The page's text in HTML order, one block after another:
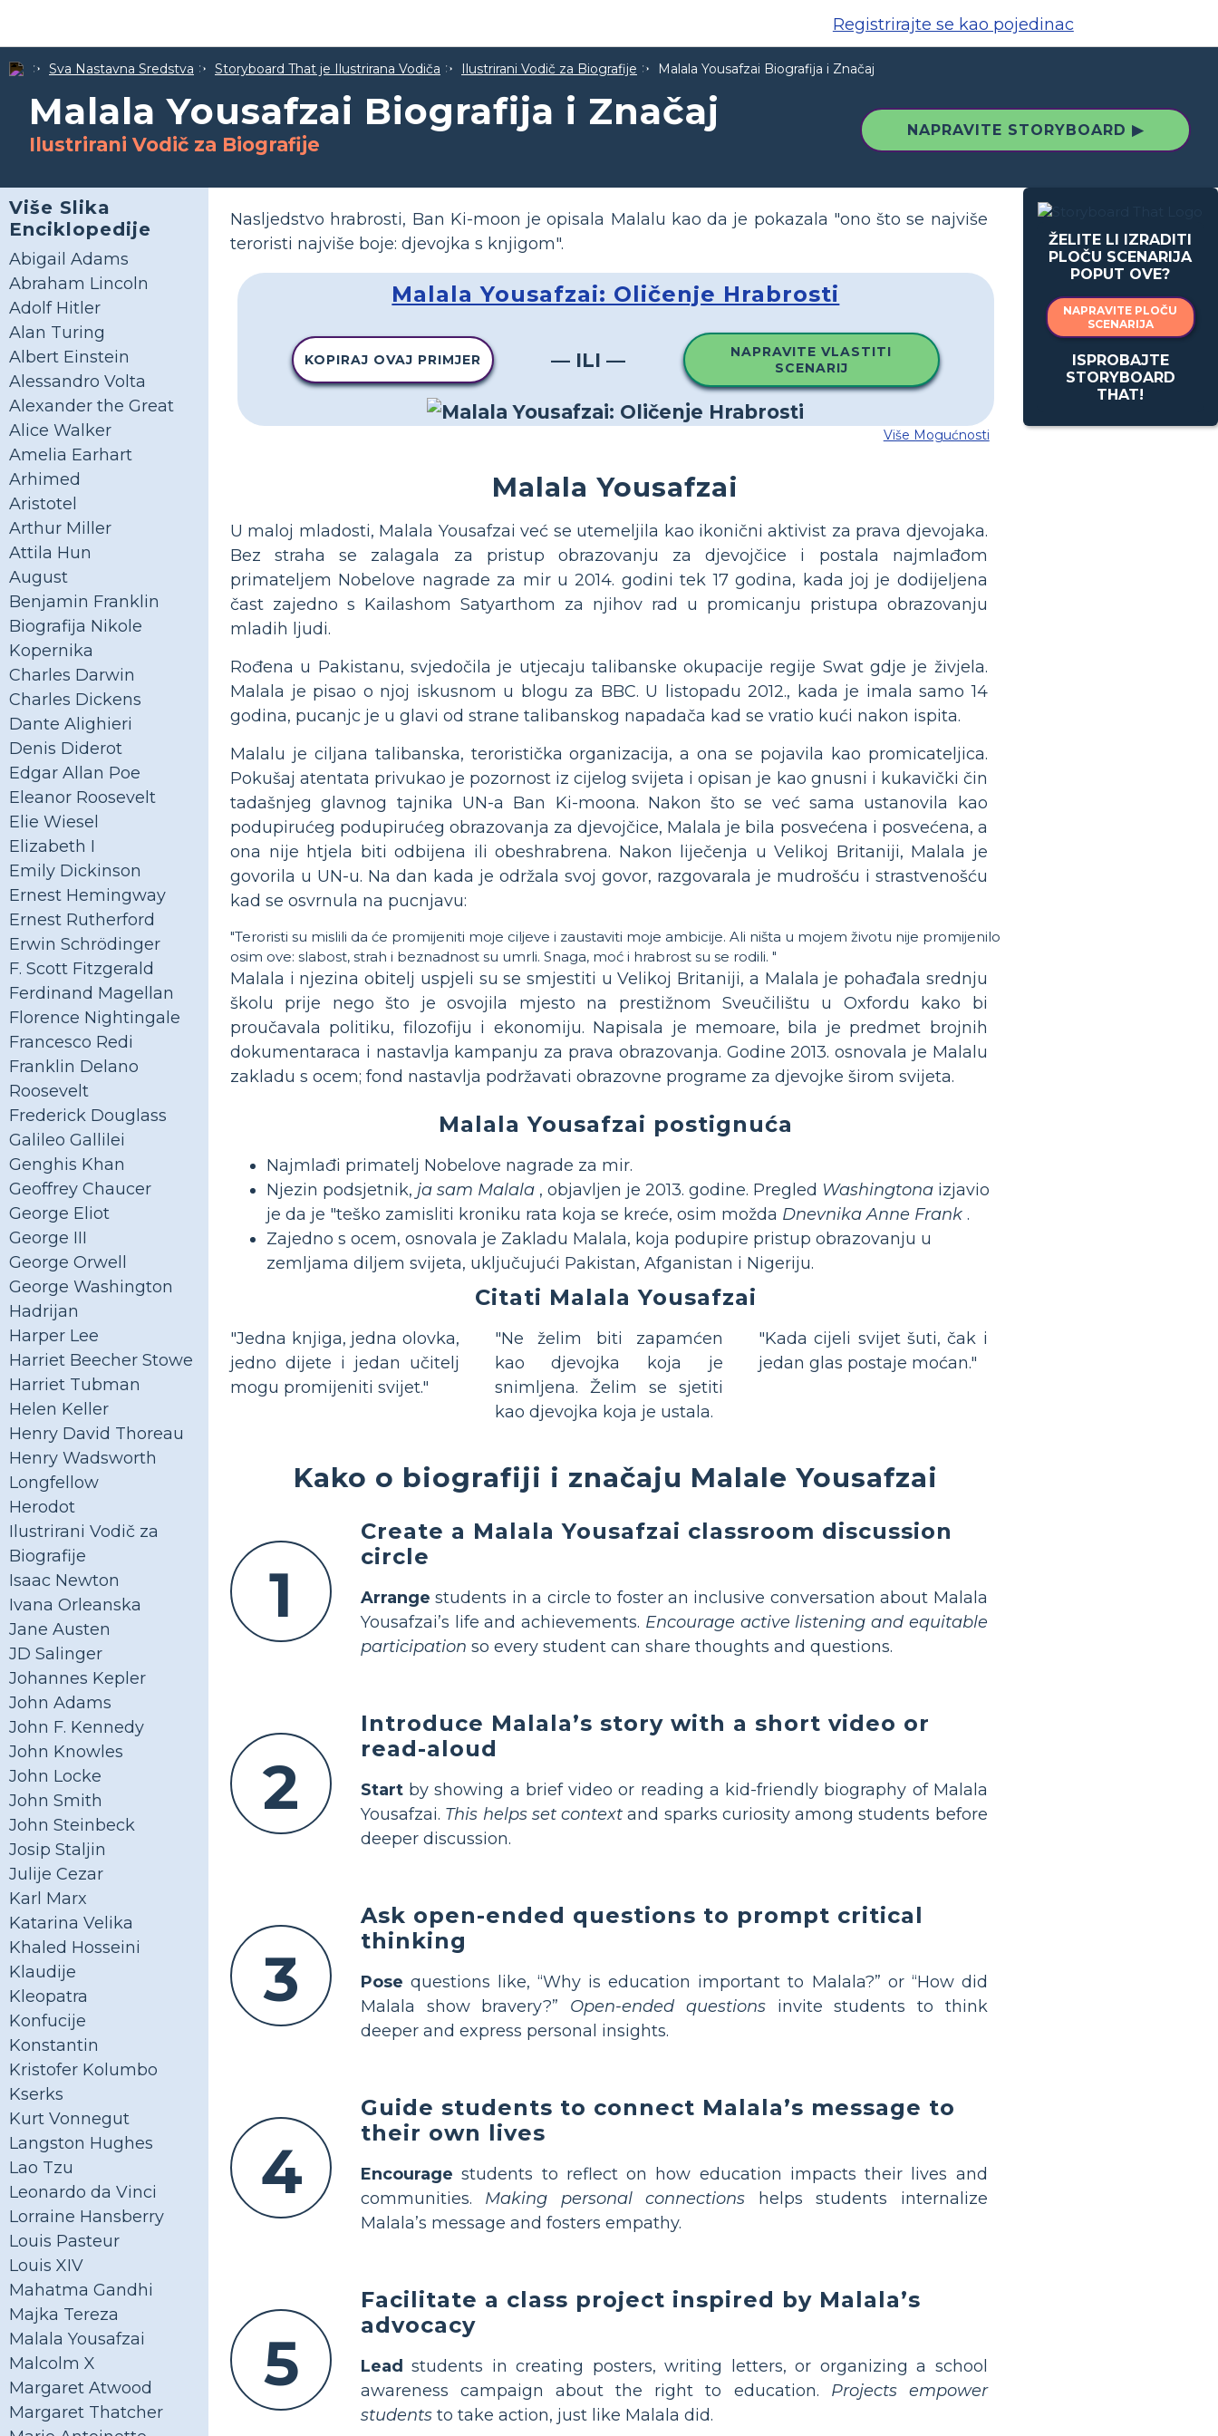
Registrirajte se kao pojedinac
Sva Nastavna Sredstva Storyboard That je Ilustrirana Vodiča Ilustrirani Vodič za Biografije Malala Yousafzai Biografija i Značaj
Malala Yousafzai Biografija i Značaj
Ilustrirani Vodič za Biografije
NAPRAVITE STORYBOARD ▶
Više Slika
Enciklopedije
Abigail Adams
Abraham Lincoln
Adolf Hitler
Alan Turing
Albert Einstein
Alessandro Volta
Alexander the Great
Alice Walker
Amelia Earhart
Arhimed
Aristotel
Arthur Miller
Attila Hun
August
Benjamin Franklin
Biografija Nikole
Kopernika
Charles Darwin
Charles Dickens
Dante Alighieri
Denis Diderot
Edgar Allan Poe
Eleanor Roosevelt
Elie Wiesel
Elizabeth I
Emily Dickinson
Ernest Hemingway
Ernest Rutherford
Erwin Schrödinger
F. Scott Fitzgerald
Ferdinand Magellan
Florence Nightingale
Francesco Redi
Franklin Delano
Roosevelt
Frederick Douglass
Galileo Gallilei
Genghis Khan
Geoffrey Chaucer
George Eliot
George III
George Orwell
George Washington
Hadrijan
Harper Lee
Harriet Beecher Stowe
Harriet Tubman
Helen Keller
Henry David Thoreau
Henry Wadsworth
Longfellow
Herodot
Ilustrirani Vodič za
Biografije
Isaac Newton
Ivana Orleanska
Jane Austen
JD Salinger
Johannes Kepler
John Adams
John F. Kennedy
John Knowles
John Locke
John Smith
John Steinbeck
Josip Staljin
Julije Cezar
Karl Marx
Katarina Velika
Khaled Hosseini
Klaudije
Kleopatra
Konfucije
Konstantin
Kristofer Kolumbo
Kserks
Kurt Vonnegut
Langston Hughes
Lao Tzu
Leonardo da Vinci
Lorraine Hansberry
Louis Pasteur
Louis XIV
Mahatma Gandhi
Majka Tereza
Malala Yousafzai
Malcolm X
Margaret Atwood
Margaret Thatcher
ŽELITE LI IZRADITI
PLOČU SCENARIJA
POPUT OVE?
NAPRAVITE PLOČU
SCENARIJA
ISPROBAJTE
STORYBOARD
THAT!
Nasljedstvo hrabrosti, Ban Ki-moon je opisala Malalu kao da je pokazala "ono što se najviše
teroristi najviše boje: djevojka s knjigom".
Malala Yousafzai: Oličenje Hrabrosti
KOPIRAJ OVAJ PRIMJER — ILI —
NAPRAVITE VLASTITI
SCENARIJ
Više Mogućnosti
Malala Yousafzai
U maloj mladosti, Malala Yousafzai već se utemeljila kao ikonični aktivist za prava djevojaka.
Bez straha se zalagala za pristup obrazovanju za djevojčice i postala najmlađom
primateljem Nobelove nagrade za mir u 2014. godini tek 17 godina, kada joj je dodijeljena
čast zajedno s Kailashom Satyarthom za njihov rad u promicanju pristupa obrazovanju
mladih ljudi.
Rođena u Pakistanu, svjedočila je utjecaju talibanske okupacije regije Swat gdje je živjela.
Malala je pisao o njoj iskusnom u blogu za BBC. U listopadu 2012., kada je imala samo 14
godina, pucanjc je u glavi od strane talibanskog napadača kad se vratio kući nakon ispita.
Malalu je ciljana talibanska, teroristička organizacija, a ona se pojavila kao promicateljica.
Pokušaj atentata privukao je pozornost iz cijelog svijeta i opisan je kao gnusni i kukavički čin
tadašnjeg glavnog tajnika UN-a Ban Ki-moona. Nakon što se već sama ustanovila kao
podupirućeg podupirućeg obrazovanja za djevojčice, Malala je bila posvećena i posvećena, a
ona nije htjela biti odbijena ili obeshrabrena. Nakon liječenja u Velikoj Britaniji, Malala je
govorila u UN-u. Na dan kada je održala svoj govor, razgovarala je mudrošću i strastvenošću
kad se osvrnula na pucnjavu:
"Teroristi su mislili da će promijeniti moje ciljeve i zaustaviti moje ambicije. Ali ništa u mojem životu nije promijenilo
osim ove: slabost, strah i beznadnost su umrli. Snaga, moć i hrabrost su se rodili. "
Malala i njezina obitelj uspjeli su se smjestiti u Velikoj Britaniji, a Malala je pohađala srednju
školu prije nego što je osvojila mjesto na prestižnom Sveučilištu u Oxfordu kako bi
proučavala politiku, filozofiju i ekonomiju. Napisala je memoare, bila je predmet brojnih
dokumentaraca i nastavlja kampanju za prava obrazovanja. Godine 2013. osnovala je Malalu
zakladu s ocem; fond nastavlja podržavati obrazovne programe za djevojke širom svijeta.
Malala Yousafzai postignuća
Najmlađi primatelj Nobelove nagrade za mir.
Njezin podsjetnik, ja sam Malala , objavljen je 2013. godine. Pregled Washingtona izjavio
je da je "teško zamisliti kroniku rata koja se kreće, osim možda Dnevnika Anne Frank .
Zajedno s ocem, osnovala je Zakladu Malala, koja podupire pristup obrazovanju u
zemljama diljem svijeta, uključujući Pakistan, Afganistan i Nigeriju.
Citati Malala Yousafzai
"Jedna knjiga, jedna olovka,
jedno dijete i jedan učitelj
mogu promijeniti svijet."
"Ne želim biti zapamćen
kao djevojka koja je
snimljena. Želim se sjetiti
kao djevojka koja je ustala.
"Kada cijeli svijet šuti, čak i
jedan glas postaje moćan."
Kako o biografiji i značaju Malale Yousafzai
1
Create a Malala Yousafzai classroom discussion
circle
Arrange students in a circle to foster an inclusive conversation about Malala
Yousafzai’s life and achievements. Encourage active listening and equitable
participation so every student can share thoughts and questions.
2
Introduce Malala’s story with a short video or
read-aloud
Start by showing a brief video or reading a kid-friendly biography of Malala
Yousafzai. This helps set context and sparks curiosity among students before
deeper discussion.
3
Ask open-ended questions to prompt critical
thinking
Pose questions like, “Why is education important to Malala?” or “How did
Malala show bravery?” Open-ended questionsinvite students to think
deeper and express personal insights.
4
Guide students to connect Malala’s message to
their own lives
Encourage students to reflect on how education impacts their lives and
communities. Making personal connections helps students internalize
Malala’s message and fosters empathy.
5
Facilitate a class project inspired by Malala’s
advocacy
Lead students in creating posters, writing letters, or organizing a school
awareness campaign about the right to education. Projects empower
students to take action, just like Malala did.